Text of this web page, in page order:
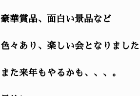
豪華賞品、面白い景品など
色々あり、楽しい会となりまし
また来年もやるかも、、、。